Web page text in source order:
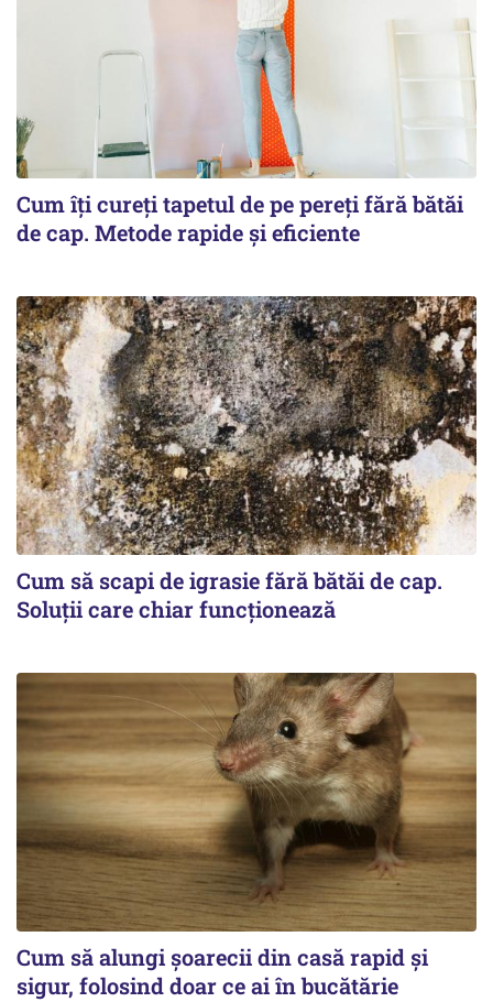
Cum îți cureți tapetul de pe pereți fără bătăi
de cap. Metode rapide și eficiente
Cum să scapi de igrasie fără bătăi de cap.
Soluții care chiar funcționează
Cum să alungi șoarecii din casă rapid și
sigur, folosind doar ce ai în bucătărie